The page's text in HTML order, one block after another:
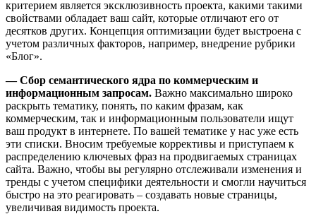
критерием является эксклюзивность проекта, какими такими
свойствами обладает ваш сайт, которые отличают его от
десятков других. Концепция оптимизации будет выстроена с
учетом различных факторов, например, внедрение рубрики
«Блог».
— Сбор семантического ядра по коммерческим и
информационным запросам. Важно максимально широко
раскрыть тематику, понять, по каким фразам, как
коммерческим, так и информационным пользователи ищут
ваш продукт в интернете. По вашей тематике у нас уже есть
эти списки. Вносим требуемые коррективы и приступаем к
распределению ключевых фраз на продвигаемых страницах
сайта. Важно, чтобы вы регулярно отслеживали изменения и
тренды с учетом специфики деятельности и смогли научиться
быстро на это реагировать – создавать новые страницы,
увеличивая видимость проекта.